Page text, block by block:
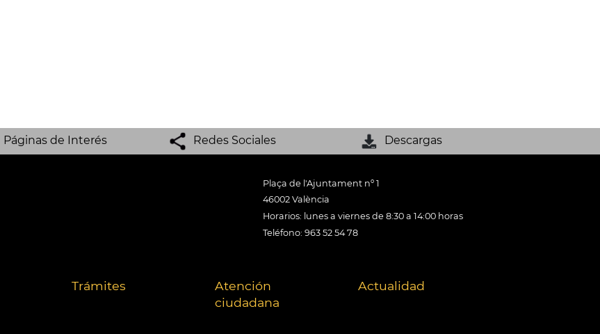
Páginas de Interés Redes Sociales Descargas
Plaça de l'Ajuntament nº 1
46002 València
Horarios: lunes a viernes de 8:30 a 14:00 horas
Teléfono: 963 52 54 78
Trámites
Atención
ciudadana
Actualidad